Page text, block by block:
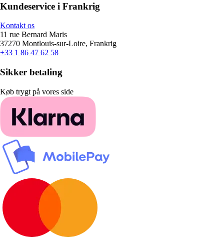
Kundeservice i Frankrig
Kontakt os
11 rue Bernard Maris
37270 Montlouis-sur-Loire, Frankrig
+33 1 86 47 62 58
Sikker betaling
Køb trygt på vores side